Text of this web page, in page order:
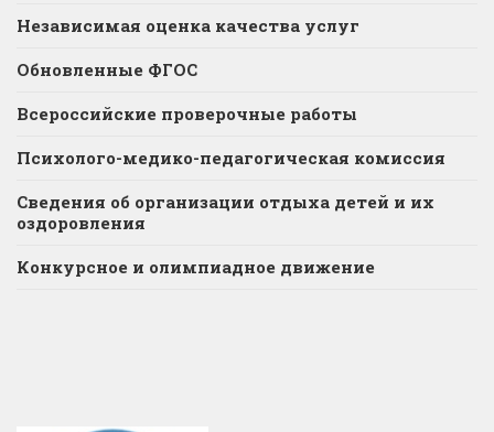
Независимая оценка качества услуг
Обновленные ФГОС
Всероссийские проверочные работы
Психолого-медико-педагогическая комиссия
Сведения об организации отдыха детей и их
оздоровления
Конкурсное и олимпиадное движение